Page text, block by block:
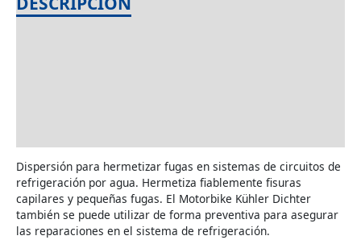
Dispersión para hermetizar fugas en sistemas de circuitos de
refrigeración por agua. Hermetiza fiablemente fisuras
capilares y pequeñas fugas. El Motorbike Kühler Dichter
también se puede utilizar de forma preventiva para asegurar
las reparaciones en el sistema de refrigeración.